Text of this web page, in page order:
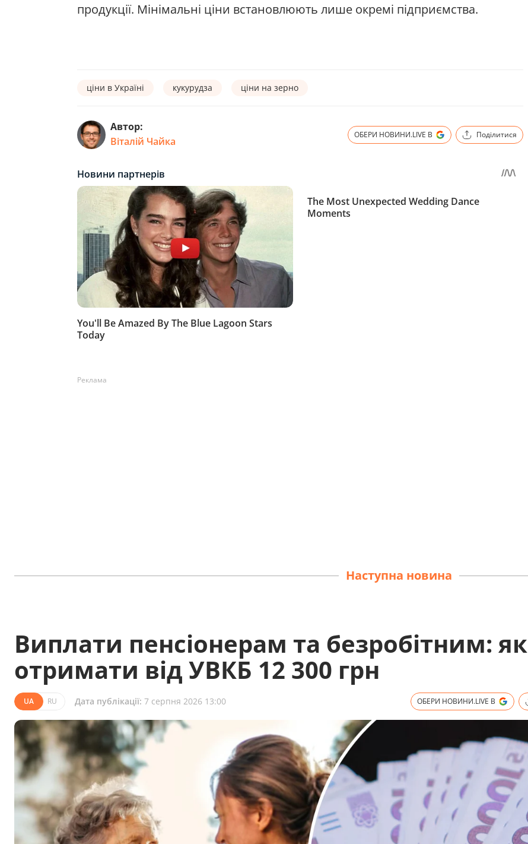
продукції. Мінімальні ціни встановлюють лише окремі підприємства.
ціни в Україні кукурудза ціни на зерно
Автор:
Віталій Чайка
ОБЕРИ НОВИНИ.LIVE В Поділитися
Реклама
Наступна новина
Виплати пенсіонерам та безробітним: як
отримати від УВКБ 12 300 грн
UA RU Дата публікації: 7 серпня 2026 13:00 ОБЕРИ НОВИНИ.LIVE В